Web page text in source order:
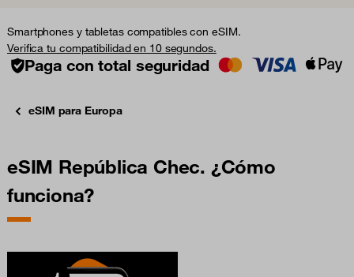
Smartphones y tabletas compatibles con eSIM.
Verifica tu compatibilidad en 10 segundos.
Paga con total seguridad
eSIM para Europa
eSIM República Chec. ¿Cómo
funciona?